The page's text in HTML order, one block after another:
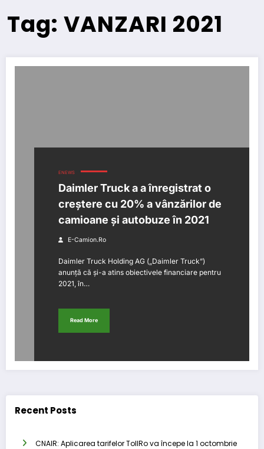
Tag: VANZARI 2021
ENEWS
Daimler Truck a a înregistrat o
creștere cu 20% a vânzărilor de
camioane și autobuze în 2021
E-Camion.ro
Daimler Truck Holding AG („Daimler Truck”)
anunță că și-a atins obiectivele financiare pentru
2021, în…
Read More
Recent Posts
CNAIR: Aplicarea tarifelor TollRo va începe la 1 octombrie